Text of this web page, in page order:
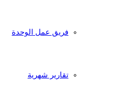
فريق عمل الوحدة
تقارير شهرية